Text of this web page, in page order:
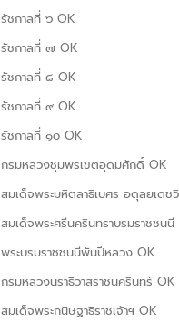
รัชกาลที่ ๖ OK
รัชกาลที่ ๗ OK
รัชกาลที่ ๘ OK
รัชกาลที่ ๙ OK
รัชกาลที่ ๑๐ OK
กรมหลวงชุมพรเขตอุดมศักดิ์ OK
สมเด็จพระมหิตลาธิเบศร อดุลยเดช
สมเด็จพระศรีนครินทราบรมราชชนนี
พระบรมราชชนนีพันปีหลวง OK
กรมหลวงนราธิวาสราชนครินทร์ OK
สมเด็จพระกนิษฐาธิราชเจ้าฯ OK